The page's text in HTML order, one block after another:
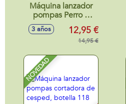
Máquina lanzador
pompas Perro o
Dinosaurio, botella
118 ml.
3 años 12,95 €
14,95 €
NOVEDAD